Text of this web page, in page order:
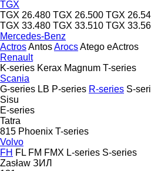
TGX
TGX 26.480 TGX 26.500 TGX
TGX 33.480 TGX 33.510 TGX
Mercedes-Benz
ActrosAntosArocsAtego eActros
Renault
K-series Kerax Magnum T-series
Scania
G-series LB P-series R-series S-
Sisu
E-series
Tatra
815 Phoenix T-series
Volvo
FH FL FM FMX L-series S-series
Zasław ЗИЛ